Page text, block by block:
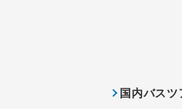
国内バスツ